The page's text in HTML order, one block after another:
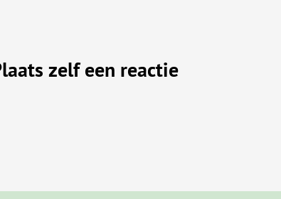
zelf een reactie